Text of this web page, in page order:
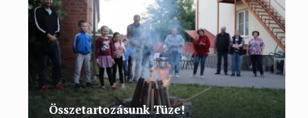
Összetartozásunk Tüze!